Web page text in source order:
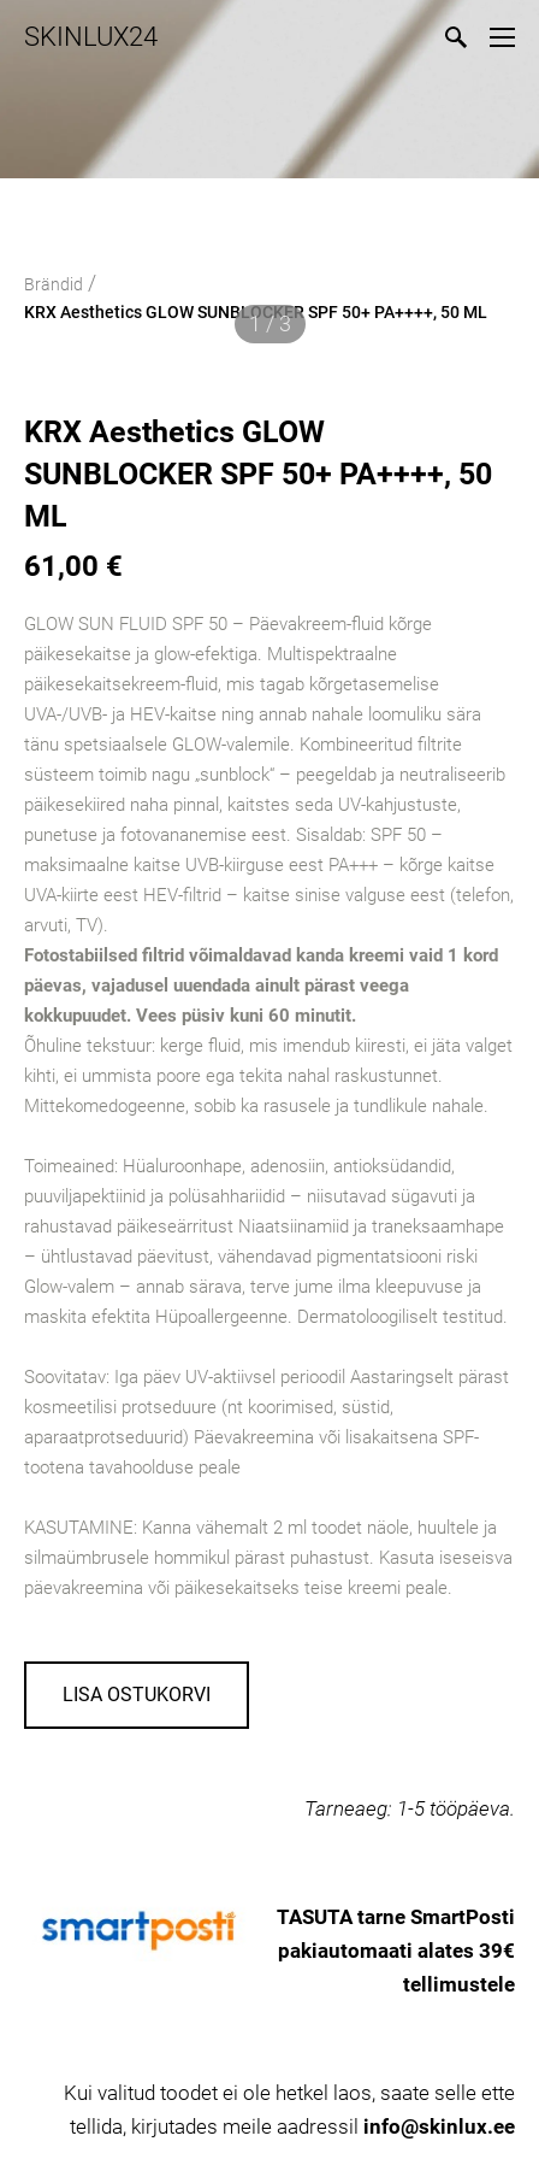
SKINLUX24
Brändid /
KRX Aesthetics GLOW SUNBLOCKER SPF 50+ PA++++, 50 ML
1 / 3
KRX Aesthetics GLOW
SUNBLOCKER SPF 50+ PA++++, 50
ML
61,00 €
GLOW SUN FLUID SPF 50 – Päevakreem-fluid kõrge
päikesekaitse ja glow-efektiga. Multispektraalne
päikesekaitsekreem-fluid, mis tagab kõrgetasemelise
UVA-/UVB- ja HEV-kaitse ning annab nahale loomuliku sära
tänu spetsiaalsele GLOW-valemile. Kombineeritud filtrite
süsteem toimib nagu „sunblock“ – peegeldab ja neutraliseerib
päikesekiired naha pinnal, kaitstes seda UV-kahjustuste,
punetuse ja fotovananemise eest. Sisaldab: SPF 50 –
maksimaalne kaitse UVB-kiirguse eest PA+++ – kõrge kaitse
UVA-kiirte eest HEV-filtrid – kaitse sinise valguse eest (telefon,
arvuti, TV).
Fotostabiilsed filtrid võimaldavad kanda kreemi vaid 1 kord
päevas, vajadusel uuendada ainult pärast veega
kokkupuudet. Vees püsiv kuni 60 minutit.
Õhuline tekstuur: kerge fluid, mis imendub kiiresti, ei jäta valget
kihti, ei ummista poore ega tekita nahal raskustunnet.
Mittekomedogeenne, sobib ka rasusele ja tundlikule nahale.
Toimeained: Hüaluroonhape, adenosiin, antioksüdandid,
puuviljapektiinid ja polüsahhariidid – niisutavad sügavuti ja
rahustavad päikeseärritust Niaatsiinamiid ja traneksaamhape
– ühtlustavad päevitust, vähendavad pigmentatsiooni riski
Glow-valem – annab särava, terve jume ilma kleepuvuse ja
maskita efektita Hüpoallergeenne. Dermatoloogiliselt testitud.
Soovitatav: Iga päev UV-aktiivsel perioodil Aastaringselt pärast
kosmeetilisi protseduure (nt koorimised, süstid,
aparaatprotseduurid) Päevakreemina või lisakaitsena SPF-
tootena tavahoolduse peale
KASUTAMINE: Kanna vähemalt 2 ml toodet näole, huultele ja
silmaümbrusele hommikul pärast puhastust. Kasuta iseseisva
päevakreemina või päikesekaitseks teise kreemi peale.
LISA OSTUKORVI
Tarneaeg: 1-5 tööpäeva.
TASUTA tarne SmartPosti
pakiautomaati alates 39€
tellimustele
Kui valitud toodet ei ole hetkel laos, saate selle ette
tellida, kirjutades meile aadressil info@skinlux.ee